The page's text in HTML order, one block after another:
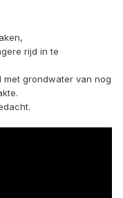
rijd in te
met grondwater van nog